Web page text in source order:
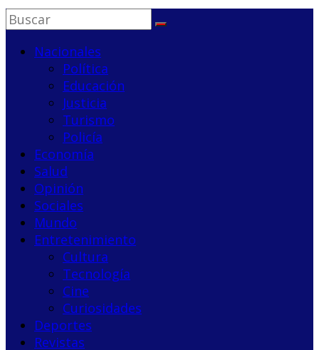
Nacionales
Política
Educación
Justicia
Turismo
Policía
Economía
Salud
Opinión
Sociales
Mundo
Entretenimiento
Cultura
Tecnología
Cine
Curiosidades
Deportes
Revistas